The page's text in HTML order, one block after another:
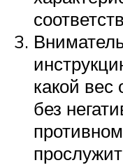
какой
без